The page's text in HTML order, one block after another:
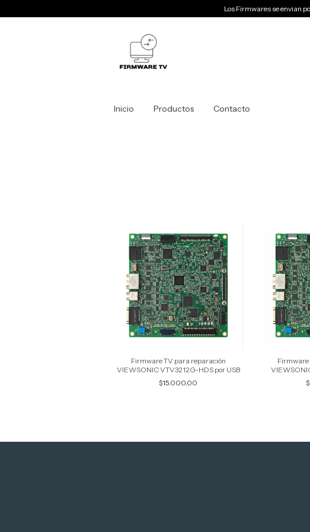
Los Firmwares se envian
Inicio Productos Contacto
Firmware TV para reparación
VIEWSONIC VTV3212G-HDS por USB
$15.000,00
Firmware